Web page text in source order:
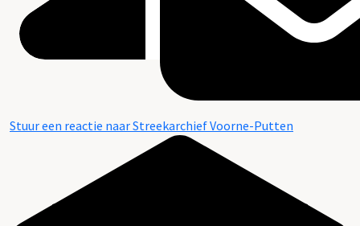
Stuur een reactie naar Streekarchief Voorne-Putten